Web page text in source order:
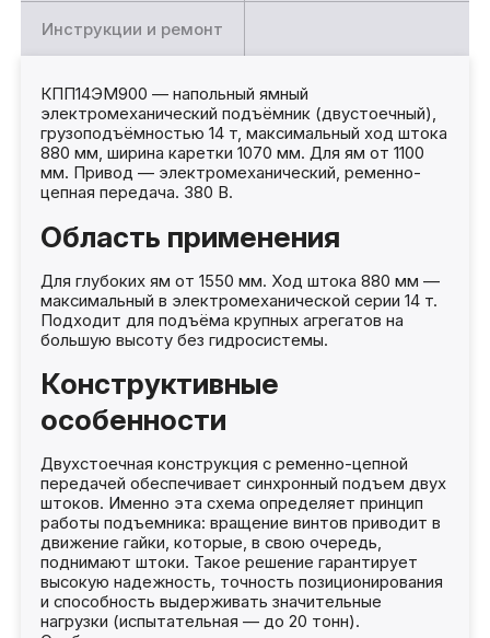
Инструкции и ремонт
КПП14ЭМ900 — напольный ямный
электромеханический подъёмник (двустоечный),
грузоподъёмностью 14 т, максимальный ход штока
880 мм, ширина каретки 1070 мм. Для ям от 1100
мм. Привод — электромеханический, ременно-
цепная передача. 380 В.
Область применения
Для глубоких ям от 1550 мм. Ход штока 880 мм —
максимальный в электромеханической серии 14 т.
Подходит для подъёма крупных агрегатов на
большую высоту без гидросистемы.
Конструктивные
особенности
Двухстоечная конструкция с ременно-цепной
передачей обеспечивает синхронный подъем двух
штоков. Именно эта схема определяет принцип
работы подъемника: вращение винтов приводит в
движение гайки, которые, в свою очередь,
поднимают штоки. Такое решение гарантирует
высокую надежность, точность позиционирования
и способность выдерживать значительные
нагрузки (испытательная — до 20 тонн).